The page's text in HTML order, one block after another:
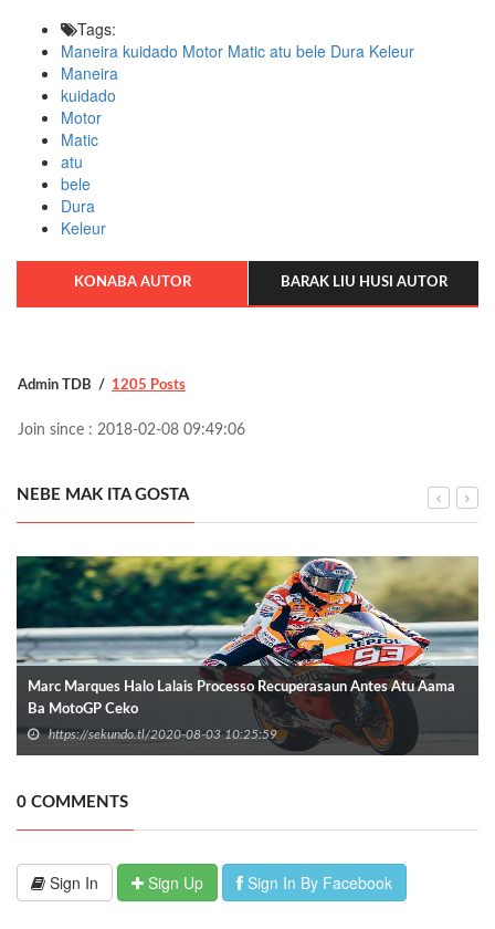
Tags:
Maneira kuidado Motor Matic atu bele Dura Keleur
Maneira
kuidado
Motor
Matic
atu
bele
Dura
Keleur
KONABA AUTOR BARAK LIU HUSI AUTOR
Admin TDB 1205 Posts
Join since : 2018-02-08 09:49:06
NEBE MAK ITA GOSTA
Marc Marques Halo Lalais Processo Recuperasaun Antes Atu Aama
Ba MotoGP Ceko
https://sekundo.tl/2020-08-03 10:25:59
0 COMMENTS
Sign In Sign Up Sign In By Facebook